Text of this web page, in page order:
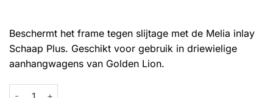
Beschermt het frame tegen slijtage met de Melia inlay
Schaap Plus. Geschikt voor gebruik in driewielige
aanhangwagens van Golden Lion.
Melia inlay Schaap Plus 7-18 maand wit aantal
Alternative: